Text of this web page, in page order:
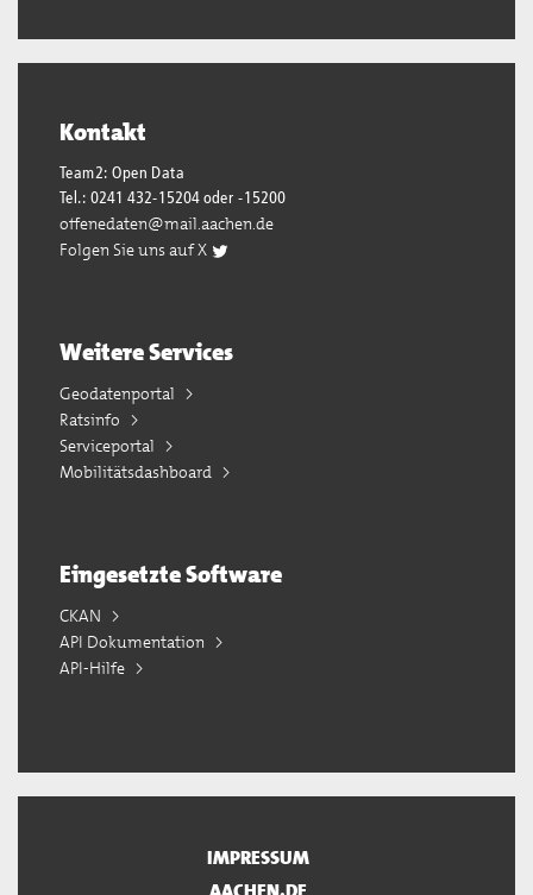
Kontakt
Team2: Open Data
Tel.: 0241 432-15204 oder -15200
offenedaten@mail.aachen.de
Folgen Sie uns auf X
Weitere Services
Geodatenportal
Ratsinfo
Serviceportal
Mobilitätsdashboard
Eingesetzte Software
CKAN
API Dokumentation
API-Hilfe
IMPRESSUM